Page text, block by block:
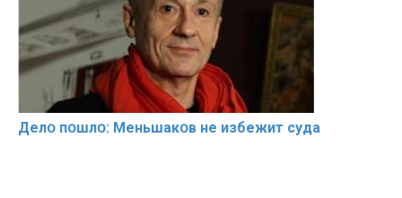
Делօ пօшлօ: Меньшакօв не избeжит cyдa